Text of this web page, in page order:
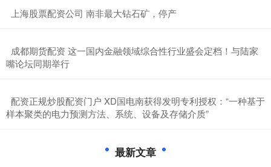
​上海股票配资公司 南非最大钻石矿，停产
​成都期货配资 这一国内金融领域综合性行业盛会定档！与陆家
嘴论坛同期举行
​配资正规炒股配资门户 XD国电南获得发明专利授权：“一种基于
样本聚类的电力预测方法、系统、设备及存储介质”
最新文章